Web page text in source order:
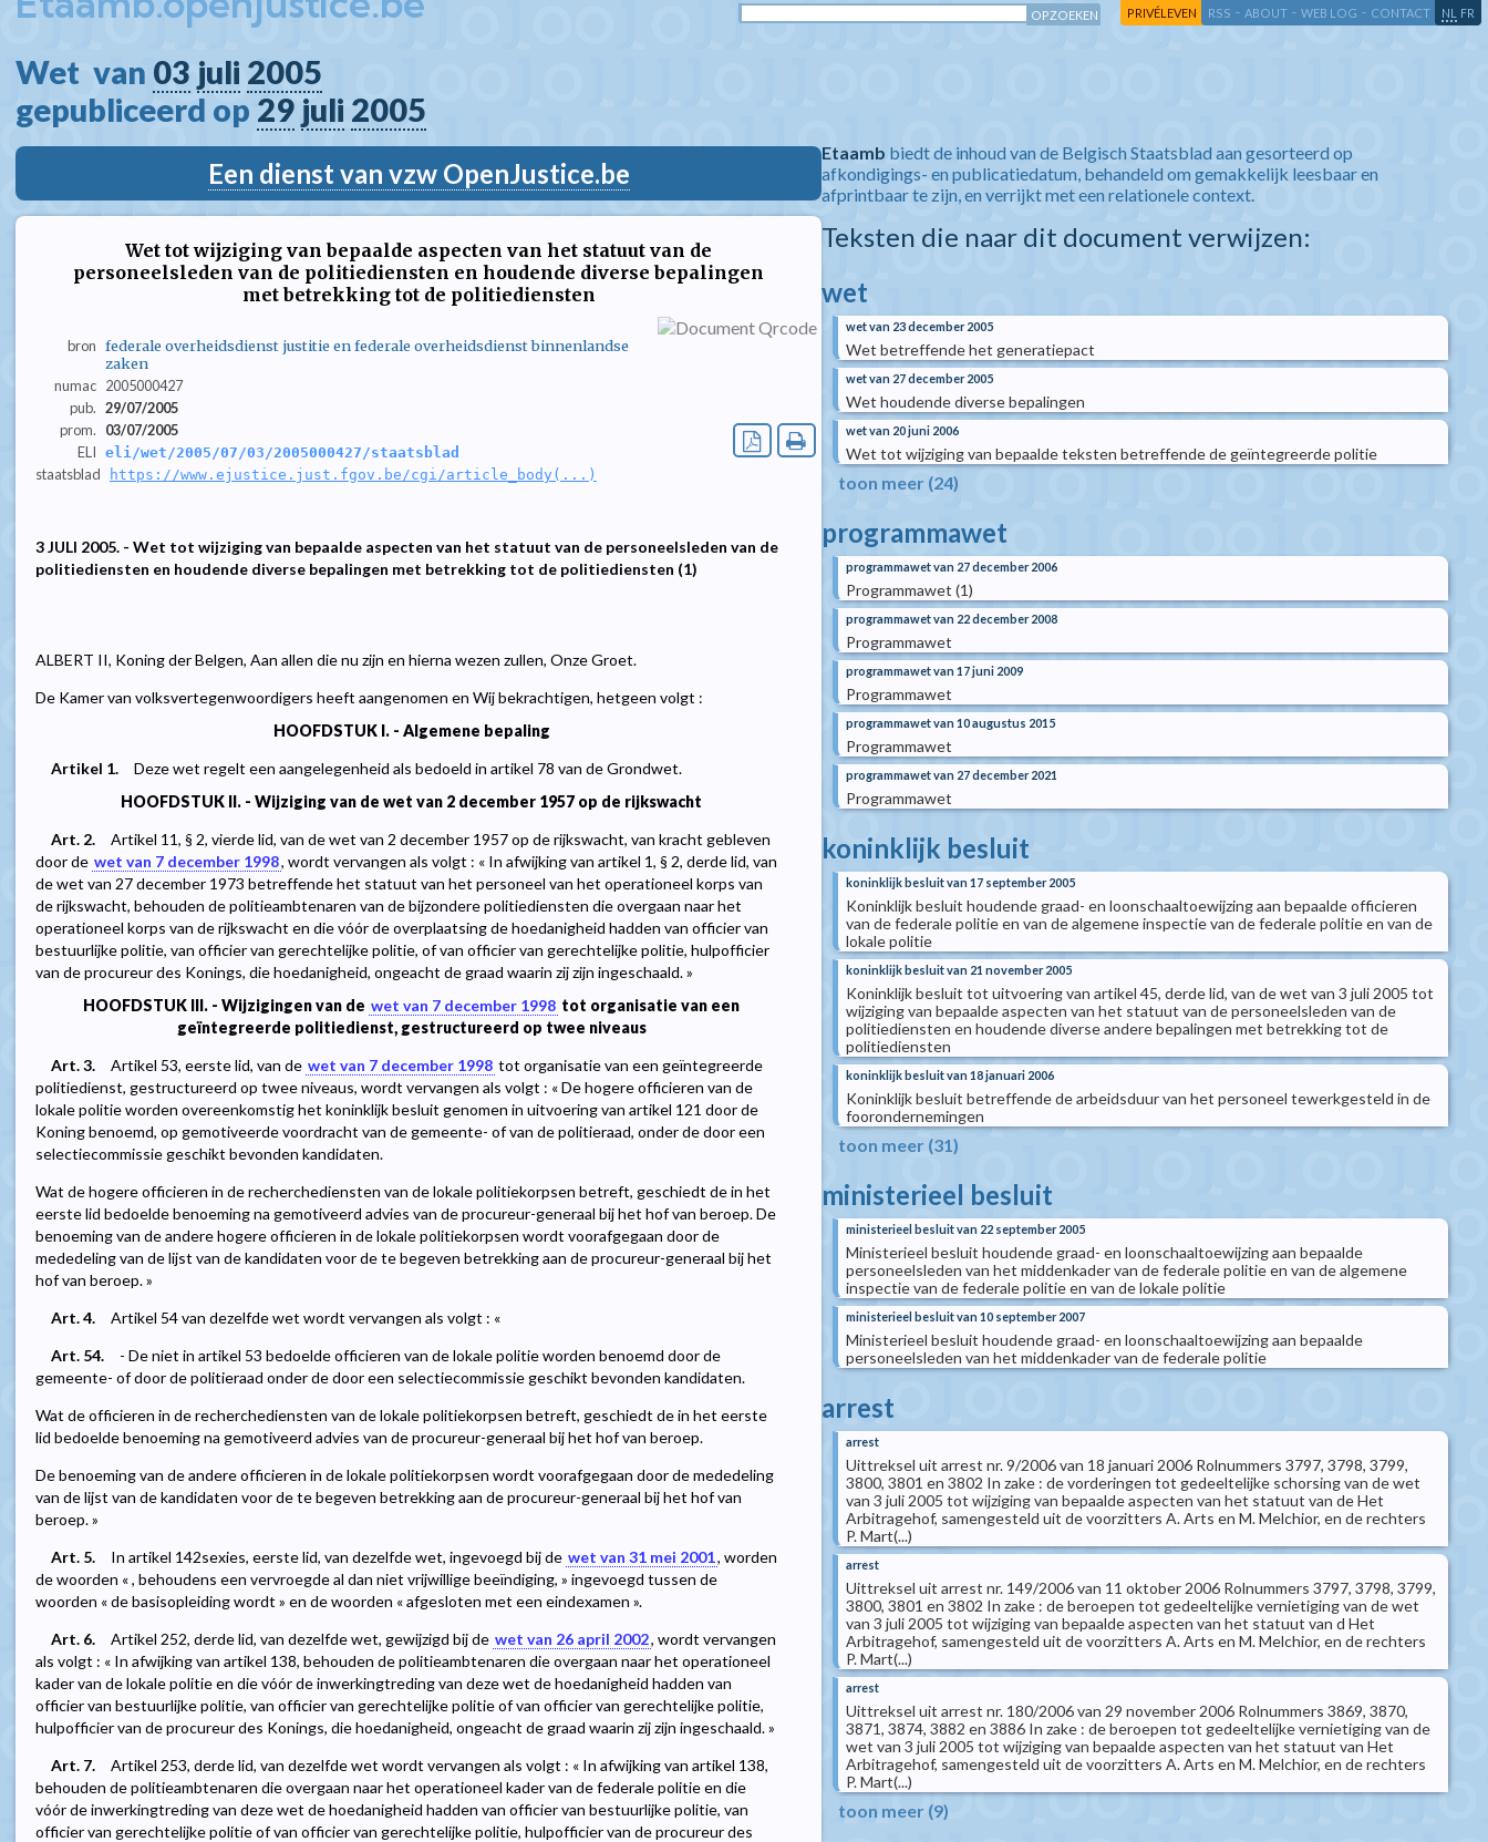
PRIVÉLEVEN RSS - ABOUT - WEB LOG - CONTACT NL FR
Wet  van 03 juli 2005
gepubliceerd op 29 juli 2005
Een dienst van vzw OpenJustice.be
Wet tot wijziging van bepaalde aspecten van het statuut van de
personeelsleden van de politiediensten en houdende diverse bepalingen
met betrekking tot de politiediensten
bron federale overheidsdienst justitie en federale overheidsdienst binnenlandse
zaken
numac 2005000427
pub. 29/07/2005
prom.
03/07/2005
ELI eli/wet/2005/07/03/2005000427/staatsblad
staatsblad https://www.ejustice.just.fgov.be/cgi/article_body(...)
3 JULI 2005. - Wet tot wijziging van bepaalde aspecten van het statuut van de personeelsleden van de
politiediensten en houdende diverse bepalingen met betrekking tot de politiediensten (1)
ALBERT II, Koning der Belgen, Aan allen die nu zijn en hierna wezen zullen, Onze Groet.
De Kamer van volksvertegenwoordigers heeft aangenomen en Wij bekrachtigen, hetgeen volgt :
HOOFDSTUK I. - Algemene bepaling
Artikel 1.
Deze wet regelt een aangelegenheid als bedoeld in artikel 78 van de Grondwet.
HOOFDSTUK II. - Wijziging van de wet van 2 december 1957 op de rijkswacht
Art. 2.
Artikel 11, § 2, vierde lid, van de wet van 2 december 1957 op de rijkswacht, van kracht gebleven
door de wet van 7 december 1998, wordt vervangen als volgt : « In afwijking van artikel 1, § 2, derde lid, van
de wet van 27 december 1973 betreffende het statuut van het personeel van het operationeel korps van
de rijkswacht, behouden de politieambtenaren van de bijzondere politiediensten die overgaan naar het
operationeel korps van de rijkswacht en die vóór de overplaatsing de hoedanigheid hadden van officier van
bestuurlijke politie, van officier van gerechtelijke politie, of van officier van gerechtelijke politie, hulpofficier
van de procureur des Konings, die hoedanigheid, ongeacht de graad waarin zij zijn ingeschaald. »
HOOFDSTUK III. - Wijzigingen van de wet van 7 december 1998 tot organisatie van een
geïntegreerde politiedienst, gestructureerd op twee niveaus
Art. 3.
Artikel 53, eerste lid, van de wet van 7 december 1998 tot organisatie van een geïntegreerde
politiedienst, gestructureerd op twee niveaus, wordt vervangen als volgt : « De hogere officieren van de
lokale politie worden overeenkomstig het koninklijk besluit genomen in uitvoering van artikel 121 door de
Koning benoemd, op gemotiveerde voordracht van de gemeente- of van de politieraad, onder de door een
selectiecommissie geschikt bevonden kandidaten.
Wat de hogere officieren in de recherchediensten van de lokale politiekorpsen betreft, geschiedt de in het
eerste lid bedoelde benoeming na gemotiveerd advies van de procureur-generaal bij het hof van beroep. De
benoeming van de andere hogere officieren in de lokale politiekorpsen wordt voorafgegaan door de
mededeling van de lijst van de kandidaten voor de te begeven betrekking aan de procureur-generaal bij het
hof van beroep. »
Art. 4.
Artikel 54 van dezelfde wet wordt vervangen als volgt : «
Art. 54.
- De niet in artikel 53 bedoelde officieren van de lokale politie worden benoemd door de
gemeente- of door de politieraad onder de door een selectiecommissie geschikt bevonden kandidaten.
Wat de officieren in de recherchediensten van de lokale politiekorpsen betreft, geschiedt de in het eerste
lid bedoelde benoeming na gemotiveerd advies van de procureur-generaal bij het hof van beroep.
De benoeming van de andere officieren in de lokale politiekorpsen wordt voorafgegaan door de mededeling
van de lijst van de kandidaten voor de te begeven betrekking aan de procureur-generaal bij het hof van
beroep. »
Art. 5.
In artikel 142sexies, eerste lid, van dezelfde wet, ingevoegd bij de wet van 31 mei 2001, worden
de woorden « , behoudens een vervroegde al dan niet vrijwillige beeïndiging, » ingevoegd tussen de
woorden « de basisopleiding wordt » en de woorden « afgesloten met een eindexamen ».
Art. 6.
Artikel 252, derde lid, van dezelfde wet, gewijzigd bij de wet van 26 april 2002, wordt vervangen
als volgt : « In afwijking van artikel 138, behouden de politieambtenaren die overgaan naar het operationeel
kader van de lokale politie en die vóór de inwerkingtreding van deze wet de hoedanigheid hadden van
officier van bestuurlijke politie, van officier van gerechtelijke politie of van officier van gerechtelijke politie,
hulpofficier van de procureur des Konings, die hoedanigheid, ongeacht de graad waarin zij zijn ingeschaald. »
Art. 7.
Artikel 253, derde lid, van dezelfde wet wordt vervangen als volgt : « In afwijking van artikel 138,
behouden de politieambtenaren die overgaan naar het operationeel kader van de federale politie en die
vóór de inwerkingtreding van deze wet de hoedanigheid hadden van officier van bestuurlijke politie, van
officier van gerechtelijke politie of van officier van gerechtelijke politie, hulpofficier van de procureur des
Etaamb biedt de inhoud van de Belgisch Staatsblad aan gesorteerd op
afkondigings- en publicatiedatum, behandeld om gemakkelijk leesbaar en
afprintbaar te zijn, en verrijkt met een relationele context.
Teksten die naar dit document verwijzen:
wet
wet van 23 december 2005
Wet betreffende het generatiepact
wet van 27 december 2005
Wet houdende diverse bepalingen
wet van 20 juni 2006
Wet tot wijziging van bepaalde teksten betreffende de geïntegreerde politie
toon meer (24)
programmawet
programmawet van 27 december 2006
Programmawet (1)
programmawet van 22 december 2008
Programmawet
programmawet van 17 juni 2009
Programmawet
programmawet van 10 augustus 2015
Programmawet
programmawet van 27 december 2021
Programmawet
koninklijk besluit
koninklijk besluit van 17 september 2005
Koninklijk besluit houdende graad- en loonschaaltoewijzing aan bepaalde officieren
van de federale politie en van de algemene inspectie van de federale politie en van de
lokale politie
koninklijk besluit van 21 november 2005
Koninklijk besluit tot uitvoering van artikel 45, derde lid, van de wet van 3 juli 2005 tot
wijziging van bepaalde aspecten van het statuut van de personeelsleden van de
politiediensten en houdende diverse andere bepalingen met betrekking tot de
politiediensten
koninklijk besluit van 18 januari 2006
Koninklijk besluit betreffende de arbeidsduur van het personeel tewerkgesteld in de
foorondernemingen
toon meer (31)
ministerieel besluit
ministerieel besluit van 22 september 2005
Ministerieel besluit houdende graad- en loonschaaltoewijzing aan bepaalde
personeelsleden van het middenkader van de federale politie en van de algemene
inspectie van de federale politie en van de lokale politie
ministerieel besluit van 10 september 2007
Ministerieel besluit houdende graad- en loonschaaltoewijzing aan bepaalde
personeelsleden van het middenkader van de federale politie
arrest
arrest
Uittreksel uit arrest nr. 9/2006 van 18 januari 2006 Rolnummers 3797, 3798, 3799,
3800, 3801 en 3802 In zake : de vorderingen tot gedeeltelijke schorsing van de wet
van 3 juli 2005 tot wijziging van bepaalde aspecten van het statuut van de Het
Arbitragehof, samengesteld uit de voorzitters A. Arts en M. Melchior, en de rechters
P. Mart(...)
arrest
Uittreksel uit arrest nr. 149/2006 van 11 oktober 2006 Rolnummers 3797, 3798, 3799,
3800, 3801 en 3802 In zake : de beroepen tot gedeeltelijke vernietiging van de wet
van 3 juli 2005 tot wijziging van bepaalde aspecten van het statuut van d Het
Arbitragehof, samengesteld uit de voorzitters A. Arts en M. Melchior, en de rechters
P. Mart(...)
arrest
Uittreksel uit arrest nr. 180/2006 van 29 november 2006 Rolnummers 3869, 3870,
3871, 3874, 3882 en 3886 In zake : de beroepen tot gedeeltelijke vernietiging van de
wet van 3 juli 2005 tot wijziging van bepaalde aspecten van het statuut van Het
Arbitragehof, samengesteld uit de voorzitters A. Arts en M. Melchior, en de rechters
P. Mart(...)
toon meer (9)